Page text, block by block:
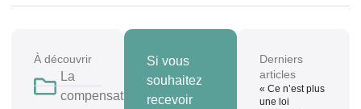
À découvrir
La
compensation
Si vous
souhaitez
recevoir
Derniers
articles
« Ce n’est plus
une loi